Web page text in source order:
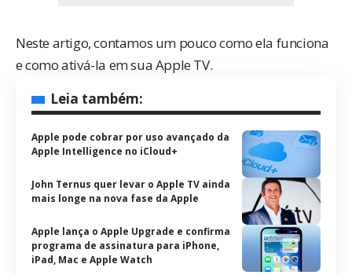
Neste artigo, contamos um pouco como ela funciona
e como ativá-la em sua Apple TV.
Leia também:
Apple pode cobrar por uso avançado da
Apple Intelligence no iCloud+
John Ternus quer levar o Apple TV ainda
mais longe na nova fase da Apple
Apple lança o Apple Upgrade e confirma
programa de assinatura para iPhone,
iPad, Mac e Apple Watch